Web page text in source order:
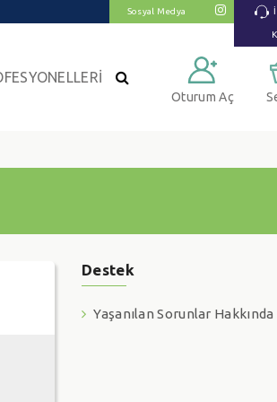
Sosyal Medya
Oturum Aç
Destek
Yaşanılan Sorunlar Hakkında